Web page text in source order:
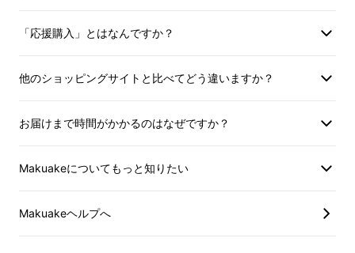
デニム生地は、通常インディゴで染められた経
(よこいと)から成ります。経糸はロープ染色と
は 糸の中心まで完全に染まらず、芯部は白く染
「応援購入」とはなんですか？
他のショッピングサイトと比べてどう違いますか？
お届けまで時間がかかるのはなぜですか？
Makuakeについてもっと知りたい
Makuakeヘルプへ